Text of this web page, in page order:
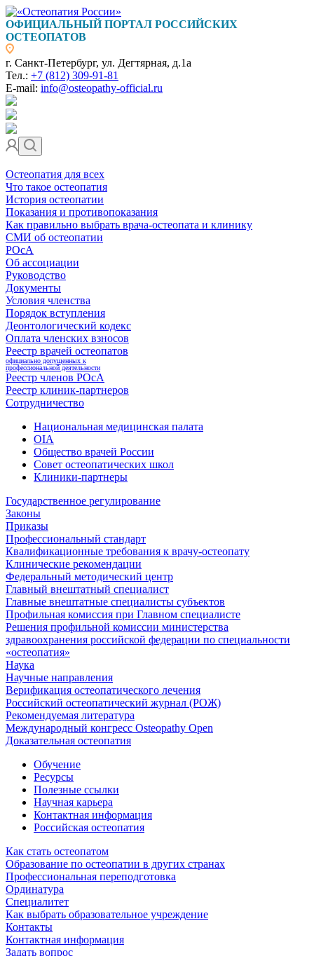
ОФИЦИАЛЬНЫЙ ПОРТАЛ РОССИЙСКИХ
ОСТЕОПАТОВ
г. Санкт-Петербург, ул. Дегтярная, д.1а
Тел.: +7 (812) 309-91-81
E-mail: info@osteopathy-official.ru
Остеопатия для всех
Что такое остеопатия
История остеопатии
Показания и противопоказания
Как правильно выбрать врача-остеопата и клинику
СМИ об остеопатии
РОсА
Об ассоциации
Руководство
Документы
Условия членства
Порядок вступления
Деонтологический кодекс
Оплата членских взносов
Реестр врачей остеопатов
официально допущенных к
профессиональной деятельности
Реестр членов РОсА
Реестр клиник-партнеров
Сотрудничество
Национальная медицинская палата
OIA
Общество врачей России
Совет остеопатических школ
Клиники-партнеры
Государственное регулирование
Законы
Приказы
Профессиональный стандарт
Квалификационные требования к врачу-остеопату
Клинические рекомендации
Федеральный методический центр
Главный внештатный специалист
Главные внештатные специалисты субъектов
Профильная комиссия при Главном специалисте
Решения профильной комиссии министерства
здравоохранения российской федерации по специальности
«остеопатия»
Наука
Научные направления
Верификация остеопатического лечения
Российский остеопатический журнал (РОЖ)
Рекомендуемая литература
Международный конгресс Osteopathy Open
Доказательная остеопатия
Обучение
Ресурсы
Полезные ссылки
Научная карьера
Контактная информация
Российская остеопатия
Как стать остеопатом
Образование по остеопатии в других странах
Профессиональная переподготовка
Ординатура
Специалитет
Как выбрать образовательное учреждение
Контакты
Контактная информация
Задать вопрос